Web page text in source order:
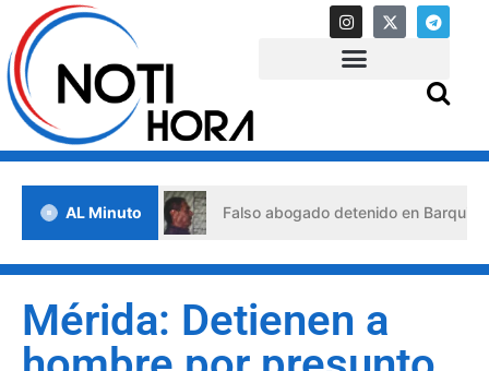
AL Minuto
de crisis Falso abogado detenido en Barquisimeto:
Mérida: Detienen a